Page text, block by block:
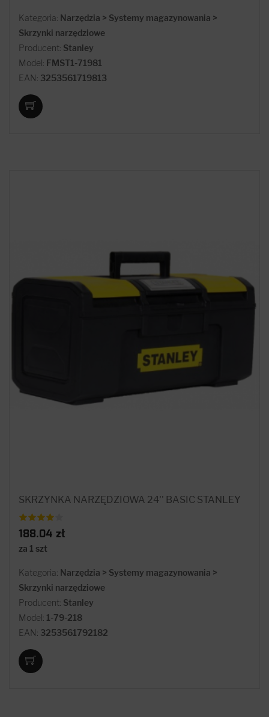
Kategoria: Narzędzia > Systemy magazynowania >
Skrzynki narzędziowe
Producent: Stanley
Model: FMST1-71981
EAN: 3253561719813
SKRZYNKA NARZĘDZIOWA 24'' BASIC STANLEY
188.04 zł
za 1 szt
Kategoria: Narzędzia > Systemy magazynowania >
Skrzynki narzędziowe
Producent: Stanley
Model: 1-79-218
EAN: 3253561792182